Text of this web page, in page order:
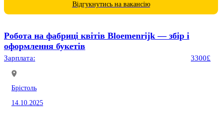
Відгукнутись на вакансію
Робота на фабриці квітів Bloemenrijk — збір і
оформлення букетів
Зарплата: 3300£
Брістоль
14.10.2025